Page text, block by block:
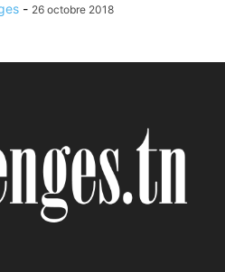
- 26 octobre 2018